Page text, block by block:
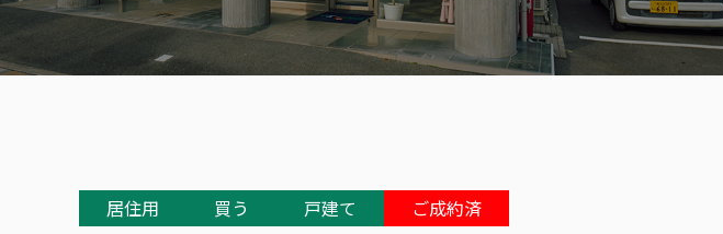
居住用 買う 戸建て ご成約済